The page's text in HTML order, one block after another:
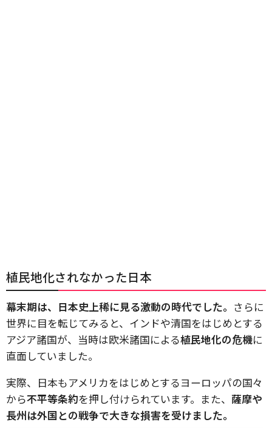
植民地化されなかった日本
幕末期は、日本史上稀に見る激動の時代でした。 さらに
世界に目を転じてみると、インドや清国をはじめとする
アジア諸国が、当時は欧米諸国による植民地化の危機に
直面していました。
実際、日本もアメリカをはじめとするヨーロッパの国々
から不平等条約を押し付けられています。また、 薩摩や
長州は外国との戦争で大きな損害を受けました。